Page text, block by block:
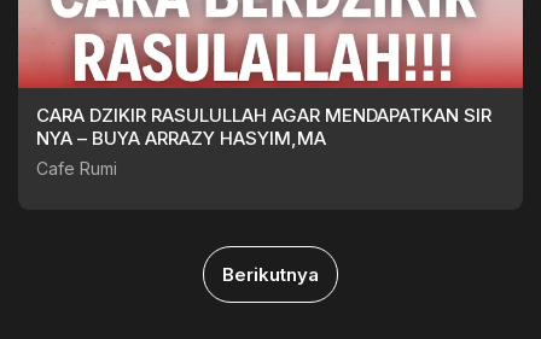
CARA DZIKIR RASULULLAH AGAR MENDAPATKAN SIR
NYA – BUYA ARRAZY HASYIM,MA
Cafe Rumi
Berikutnya